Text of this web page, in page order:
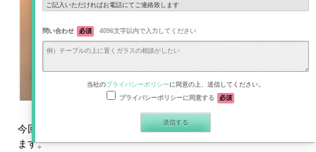
今回は、 クランプ金具を使用したガラス棚の実例集をご紹介し
ます。
ご記入いただければお電話にてご連絡致します
問い合わせ 必須 4096文字以内で入力してください
当社のプライバシーポリシーに同意の上、送信してください。
プライバシーポリシーに同意する
必須